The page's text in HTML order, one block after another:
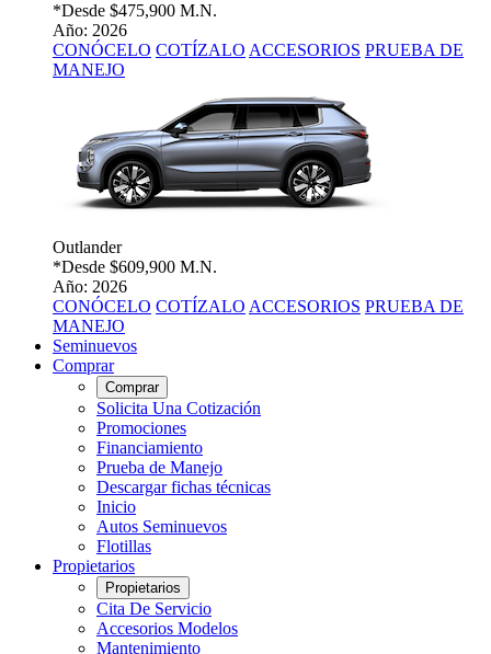
*Desde $475,900 M.N.
Año: 2026
CONÓCELO COTÍZALO ACCESORIOS PRUEBA DE
MANEJO
Outlander
*Desde $609,900 M.N.
Año: 2026
CONÓCELO COTÍZALO ACCESORIOS PRUEBA DE
MANEJO
Seminuevos
Comprar
Comprar
Solicita Una Cotización
Promociones
Financiamiento
Prueba de Manejo
Descargar fichas técnicas
Inicio
Autos Seminuevos
Flotillas
Propietarios
Propietarios
Cita De Servicio
Accesorios Modelos
Mantenimiento